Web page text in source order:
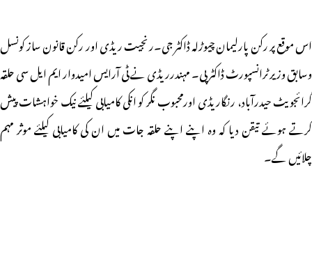
اس موقع پر رکن پارلیمان چیوڑلہ ڈاکٹر جی۔رنجیت ریڈی اور رکن قانون ساز کونسل
وسابق وزیر ٹرانسپورٹ ڈاکٹر پی۔ مہندرریڈی نے ٹی آرایس امیدوار ایم ایل سی حلقہ
گرائجویٹ حیدرآباد، رنگاریڈی اورمحبوب نگر کو انکی کامیابی کیلئے نیک خواہشات پیش
کرتے ہوئے تیقن دیا کہ وہ اپنے اپنے حلقہ جات میں ان کی کامیابی کیلئے موثر مہم
چلائیں گے۔